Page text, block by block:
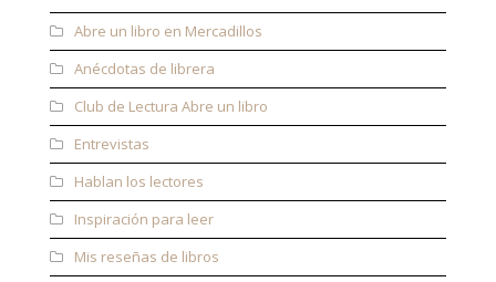
Abre un libro en Mercadillos
Anécdotas de librera
Club de Lectura Abre un libro
Entrevistas
Hablan los lectores
Inspiración para leer
Mis reseñas de libros